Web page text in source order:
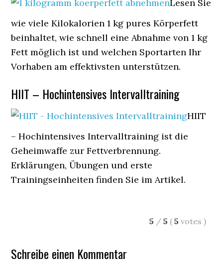
Lesen Sie
wie viele Kilokalorien 1 kg pures Körperfett
beinhaltet, wie schnell eine Abnahme von 1 kg
Fett möglich ist und welchen Sportarten Ihr
Vorhaben am effektivsten unterstützen.
HIIT – Hochintensives Intervalltraining
HIIT
– Hochintensives Intervalltraining ist die
Geheimwaffe zur Fettverbrennung.
Erklärungen, Übungen und erste
Trainingseinheiten finden Sie im Artikel.
5 / 5 ( 5 votes )
Schreibe einen Kommentar